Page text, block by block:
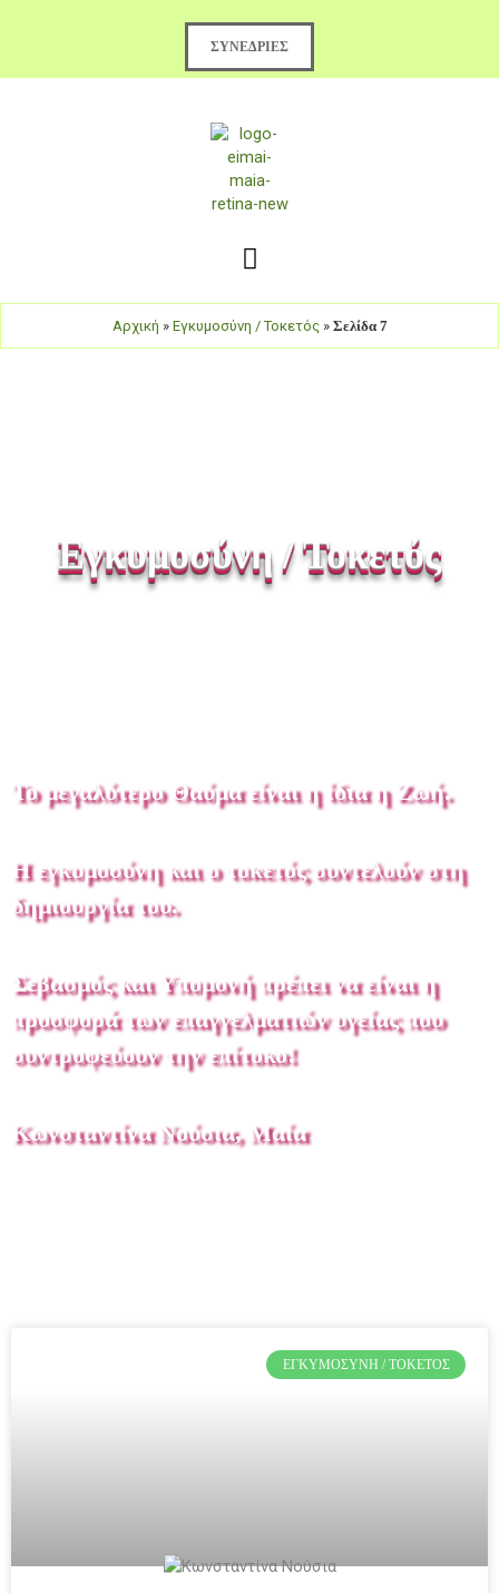
ΣΥΝΕΔΡΊΕΣ
Αρχική » Εγκυμοσύνη / Τοκετός» Σελίδα 7
Εγκυμοσύνη / Τοκετός
Το μεγαλύτερο Θαύμα είναι η ίδια η Ζωή.
Η εγκυμοσύνη και ο τοκετός συντελούν στη
δημιουργία του.
Σεβασμός και Υπομονή πρέπει να είναι η
προσφορά των επαγγελματιών υγείας που
συντροφεύουν την επίτοκο!
Κωνσταντίνα Νούσια, Μαία
ΕΓΚΥΜΟΣΎΝΗ / ΤΟΚΕΤΌΣ